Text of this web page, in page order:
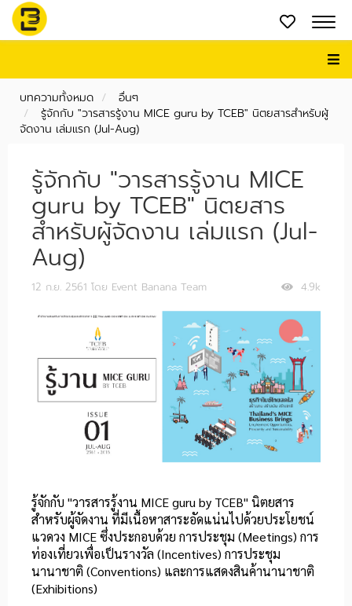
บทความทั้งหมด
อื่นๆ
รู้จักกับ "วารสารรู้งาน MICE guru by TCEB" นิตยสารสำหรับผู้
จัดงาน เล่มแรก (Jul-Aug)
รู้จักกับ "วารสารรู้งาน MICE
guru by TCEB" นิตยสาร
สำหรับผู้จัดงาน เล่มแรก (Jul-
Aug)
4.9k
12 ก.ย. 2561 โดย Event Banana Team
รู้จักกับ "วารสารรู้งาน MICE guru by TCEB" นิตยสาร
สำหรับผู้จัดงาน ที่มีเนื้อหาสาระอัดแน่นไปด้วยประโยชน์
แวดวง MICE ซึ่งประกอบด้วย การประชุม (Meetings) การ
ท่องเที่ยวเพื่อเป็นรางวัล (Incentives) การประชุม
นานาชาติ (Conventions) และการแสดงสินค้านานาชาติ
(Exhibitions)